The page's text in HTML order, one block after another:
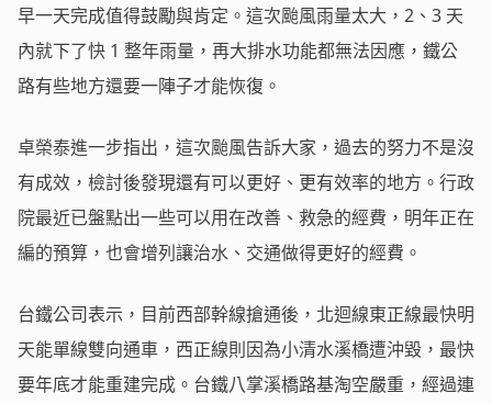
早一天完成值得鼓勵與肯定。這次颱風雨量太大，2、3 天
內就下了快 1 整年雨量，再大排水功能都無法因應，鐵公
路有些地方還要一陣子才能恢復。
卓榮泰進一步指出，這次颱風告訴大家，過去的努力不是沒
有成效，檢討後發現還有可以更好、更有效率的地方。行政
院最近已盤點出一些可以用在改善、救急的經費，明年正在
編的預算，也會增列讓治水、交通做得更好的經費。
台鐵公司表示，目前西部幹線搶通後，北迴線東正線最快明
天能單線雙向通車，西正線則因為小清水溪橋遭沖毀，最快
要年底才能重建完成。台鐵八掌溪橋路基淘空嚴重，經過連